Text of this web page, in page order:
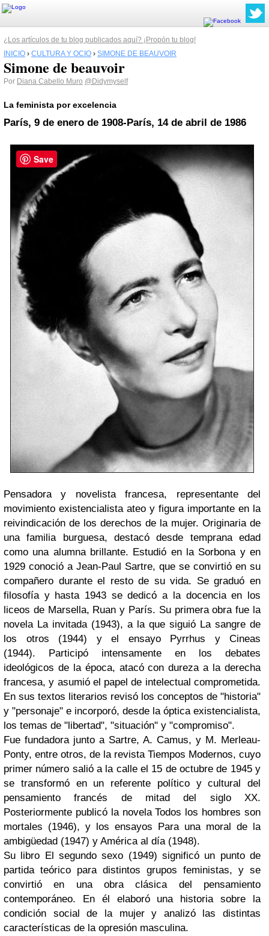
¿Los artículos de tu blog publicados aquí? ¡Propón tu blog!
INICIO › CULTURA Y OCIO › SIMONE DE BEAUVOIR
Simone de beauvoir
Por Diana Cabello Muro @Didymyself
La feminista por excelencia
París, 9 de enero de 1908-París, 14 de abril de 1986
Pensadora y novelista francesa, representante del
movimiento existencialista ateo y figura importante en la
reivindicación de los derechos de la mujer. Originaria de
una familia burguesa, destacó desde temprana edad
como una alumna brillante. Estudió en la Sorbona y en
1929 conoció a Jean-Paul Sartre, que se convirtió en su
compañero durante el resto de su vida. Se graduó en
filosofía y hasta 1943 se dedicó a la docencia en los
liceos de Marsella, Ruan y París. Su primera obra fue la
novela La invitada (1943), a la que siguió La sangre de
los otros (1944) y el ensayo Pyrrhus y Cineas
(1944). Participó intensamente en los debates
ideológicos de la época, atacó con dureza a la derecha
francesa, y asumió el papel de intelectual comprometida.
En sus textos literarios revisó los conceptos de "historia"
y "personaje" e incorporó, desde la óptica existencialista,
los temas de "libertad", "situación" y "compromiso".
Fue fundadora junto a Sartre, A. Camus, y M. Merleau-
Ponty, entre otros, de la revista Tiempos Modernos, cuyo
primer número salió a la calle el 15 de octubre de 1945 y
se transformó en un referente político y cultural del
pensamiento francés de mitad del siglo XX.
Posteriormente publicó la novela Todos los hombres son
mortales (1946), y los ensayos Para una moral de la
ambigüedad (1947) y América al día (1948).
Su libro El segundo sexo (1949) significó un punto de
partida teórico para distintos grupos feministas, y se
convirtió en una obra clásica del pensamiento
contemporáneo. En él elaboró una historia sobre la
condición social de la mujer y analizó las distintas
características de la opresión masculina.
Save